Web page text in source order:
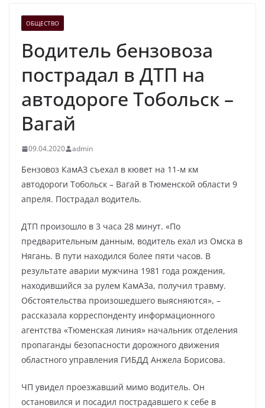
ОБЩЕСТВО
Водитель бензовоза
пострадал в ДТП на
автодороге Тобольск –
Вагай
09.04.2020 admin
Бензовоз КамАЗ съехал в кювет на 11-м км
автодороги Тобольск – Вагай в Тюменской области 9
апреля. Пострадал водитель.
ДТП произошло в 3 часа 28 минут. «По
предварительным данным, водитель ехал из Омска в
Нягань. В пути находился более пяти часов. В
результате аварии мужчина 1981 года рождения,
находившийся за рулем КамАЗа, получил травму.
Обстоятельства произошедшего выясняются», –
рассказала корреспонденту информационного
агентства «Тюменская линия» начальник отделения
пропаганды безопасности дорожного движения
областного управления ГИБДД Анжела Борисова.
ЧП увидел проезжавший мимо водитель. Он
остановился и посадил пострадавшего к себе в